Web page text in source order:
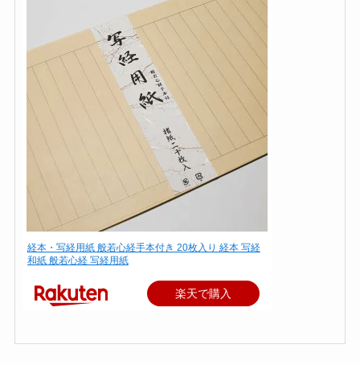
経本・写経用紙 般若心経手本付き 20枚入り 経本 写経
和紙 般若心経 写経用紙
楽天で購入